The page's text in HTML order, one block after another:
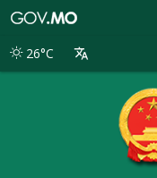
別
26°C